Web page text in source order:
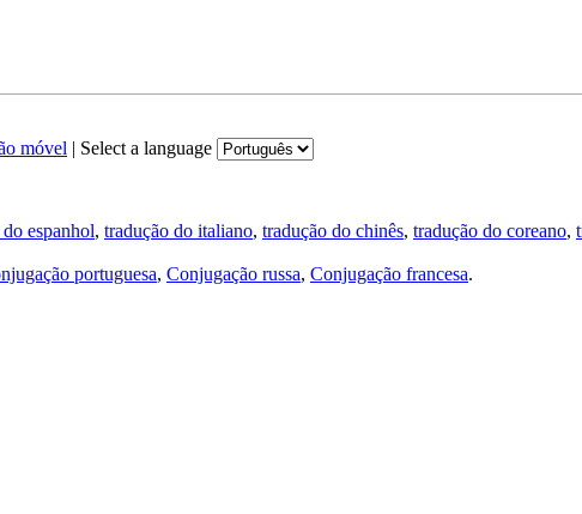
móvel | Select a language
espanhol, tradução do italiano, tradução do chinês, tradução do coreano,
portuguesa, Conjugação russa, Conjugação francesa.